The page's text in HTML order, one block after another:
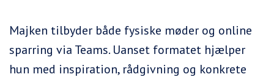
Majken tilbyder både fysiske møder og online
sparring via Teams. Uanset formatet hjælper
hun med inspiration, rådgivning og konkrete